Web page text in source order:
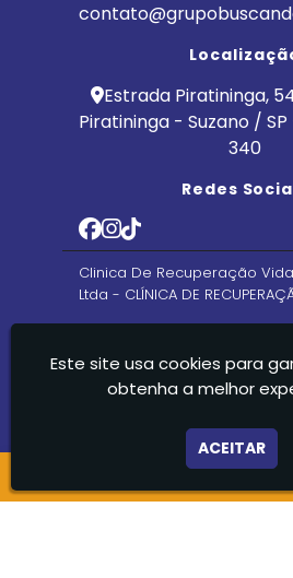
Estrada Piratininga,
Piratininga - Suzano / SP
340
Redes
Clinica De Recuperação
Ltda - CLÍNICA DE
Este site usa cookies para
obtenha a melhor
ACEITAR